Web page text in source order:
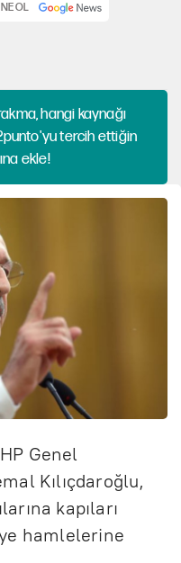
OL
hangi kaynağı
tercih ettiğin
ekle!
Genel
Kılıçdaroğlu,
kapıları
hamlelerine